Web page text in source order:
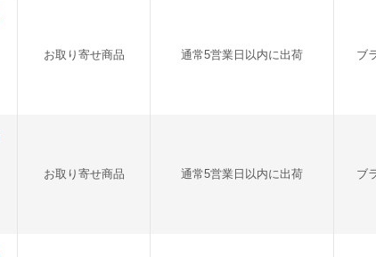
お取り寄せ商品 通常5営業日以内に出荷 ブ
お取り寄せ商品 通常5営業日以内に出荷 ブ